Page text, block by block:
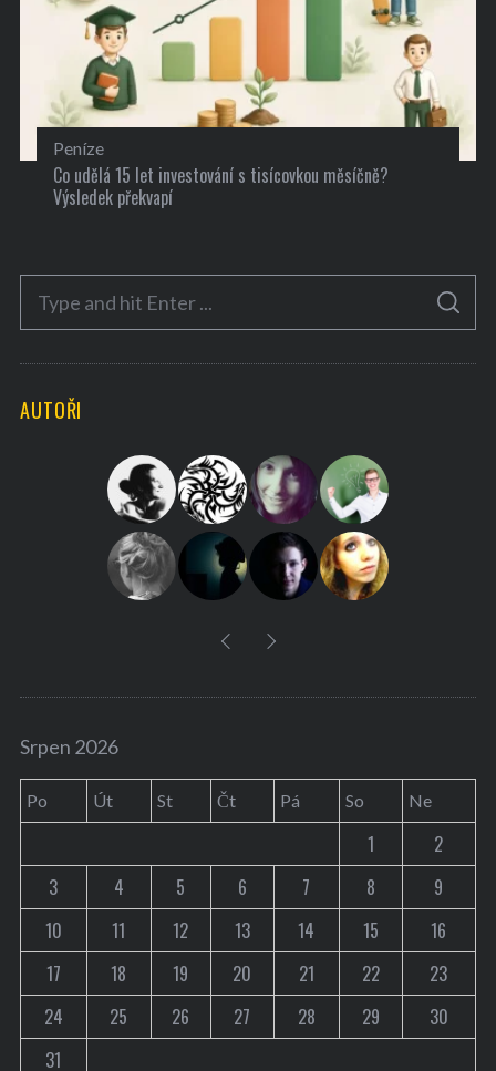
Peníze
Co udělá 15 let investování s tisícovkou měsíčně?
Výsledek překvapí
c
S
A
C
AUTOŘI
Srpen 2026
Po Út St Čt Pá So Ne
1
2
3
4 5 6 7 8
9
10
11 12 13 14 15
16
17
18 19 20 21 22
23
24
25 26 27 28 29
30
31